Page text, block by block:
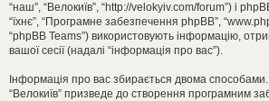
“наш”, “Велокиїв”, “http://velokyiv.com/forum”) і
“їхнє”, “Програмне забезпечення phpBB”,
“phpBB Teams”) використовують інформацію,
вашої сесії (надалі “інформація про вас”).
Інформація про вас збирається двома
“Велокиїв” призведе до створення програмним